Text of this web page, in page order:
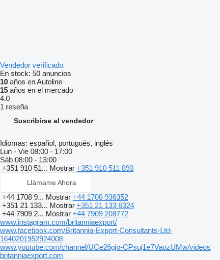
Vendedor verificado
En stock: 50 anuncios
10 años en Autoline
15 años en el mercado
4.0
1 reseña
Suscribirse al vendedor
Idiomas: español, portugués, inglés
Lun - Vie 08:00 - 17:00
Sáb 08:00 - 13:00
+351 910 51... Mostrar +351 910 511 893
Llámame Ahora
+44 1708 9... Mostrar +44 1708 936352
+351 21 133... Mostrar +351 21 133 6324
+44 7909 2... Mostrar +44 7909 208772
www.instagram.com/britanniaexport/
www.facebook.com/Britannia-Export-Consultants-Ltd-
1640201952924008
www.youtube.com/channel/UCe26gjo-CPsuj1e7VaozUMw/videos
britanniaexport.com